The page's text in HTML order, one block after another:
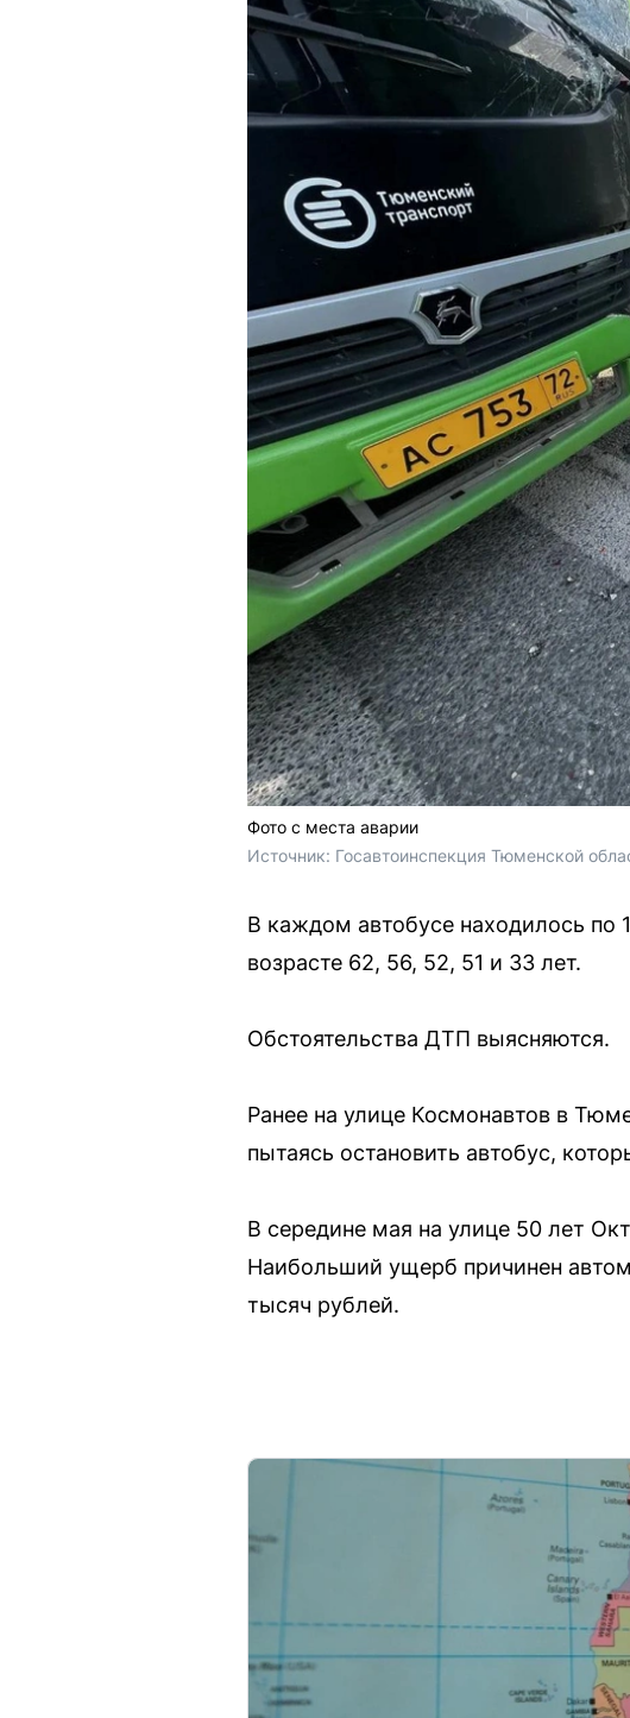
Фото с места аварии
Источник: Госавтоинспекция Тюменской
В каждом автобусе находилось по
возрасте 62, 56, 52, 51 и 33 лет.
Обстоятельства ДТП выясняются.
Ранее на улице Космонавтов в
пытаясь остановить автобус,
В середине мая на улице 50 лет
Наибольший ущерб причинен
тысяч рублей.